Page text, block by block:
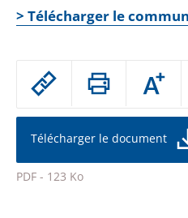
Passer
partage
de
l'article
pour
ou
la
de
police
Télécharger le document
PDF - 123 Ko
> Télécharger le